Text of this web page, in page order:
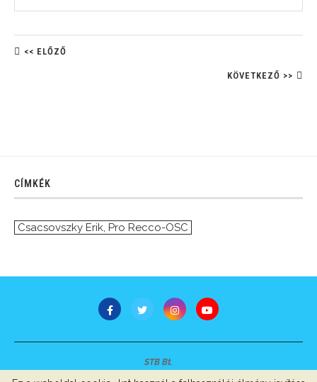
<< ELŐZŐ
KÖVETKEZŐ >>
CÍMKÉK
Csacsovszky Erik, Pro Recco-OSC
STB Bt.